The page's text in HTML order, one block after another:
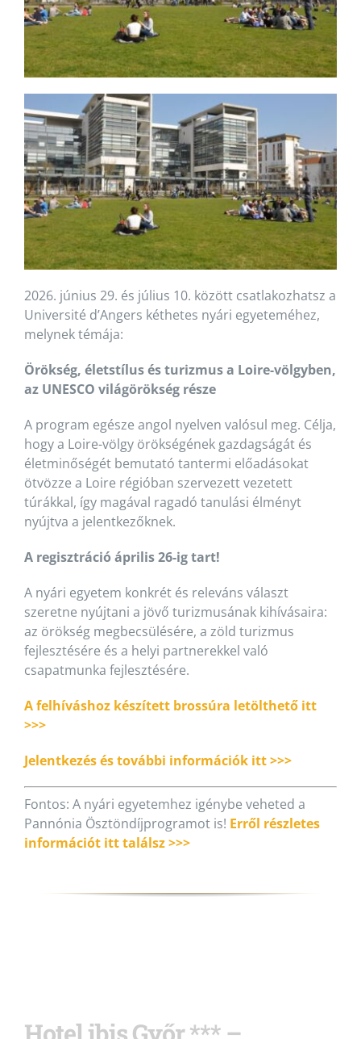
2026. június 29. és július 10. között csatlakozhatsz a
Université d’Angers kéthetes nyári egyeteméhez,
melynek témája:
Örökség, életstílus és turizmus a Loire-völgyben,
az UNESCO világörökség része
A program egésze angol nyelven valósul meg. Célja,
hogy a Loire-völgy örökségének gazdagságát és
életminőségét bemutató tantermi előadásokat
ötvözze a Loire régióban szervezett vezetett
túrákkal, így magával ragadó tanulási élményt
nyújtva a jelentkezőknek.
A regisztráció április 26-ig tart!
A nyári egyetem konkrét és releváns választ
szeretne nyújtani a jövő turizmusának kihívásaira:
az örökség megbecsülésére, a zöld turizmus
fejlesztésére és a helyi partnerekkel való
csapatmunka fejlesztésére.
A felhíváshoz készített brossúra letölthető itt
>>>
Jelentkezés és további információk itt >>>
Fontos: A nyári egyetemhez igénybe veheted a
Pannónia Ösztöndíjprogramot is! Erről részletes
információt itt találsz >>>
Hotel ibis Győr *** –